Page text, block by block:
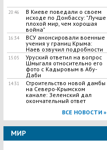
20:46
В Киеве поведали о своем
исходе по Донбассу: "Лучше
плохой мир, чем хорошая
война"
16:34
​ВСУ анонсировали военные
учения у границ Крыма:
Наев озвучил подробности
15:05
​Уруский ответил на вопрос
Шмыгаля относительно его
фото с Кадыровым в Абу-
Даби
14:31
​Строительство новой дамбы
на Северо-Крымском
канале: Зеленский дал
окончательный ответ
ВСЕ НОВОСТИ »
МИР